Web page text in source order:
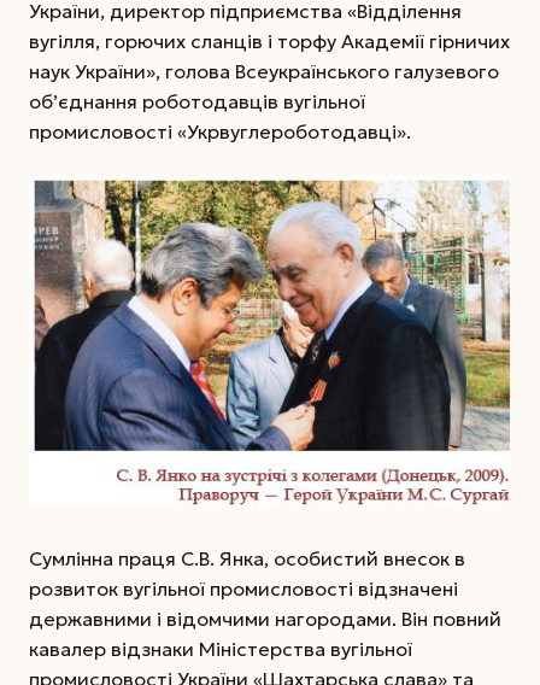
України, директор підприємства «Відділення
вугілля, горючих сланців і торфу Академії гірничих
наук України», голова Всеукраїнського галузевого
об’єднання роботодавців вугільної
промисловості «Укр­вуглероботодавці».
Сумлінна праця С.В. Янка, особистий внесок в
розвиток вугільної промисловості відзначені
державними і відомчими нагородами. Він повний
кавалер відзнаки Міністерства вугільної
промисловості України «Шахтарська слава» та